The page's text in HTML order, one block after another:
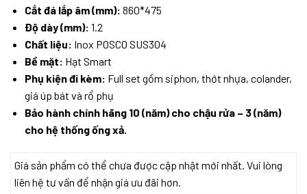
Cắt đá lắp âm (mm): 860*475
Độ dày (mm): 1.2
Chất liệu: Inox POSCO SUS304
Bề mặt: Hạt Smart
Phụ kiện đi kèm: Full set gồm siphon, thớt nhựa, colander,
giá úp bát và rổ phụ
Bảo hành chính hãng 10 (năm) cho chậu rửa – 3 (năm)
cho hệ thống ống xả.
Giá sản phẩm có thể chưa được cập nhật mới nhất. Vui lòng
liên hệ tư vấn để nhận giá ưu đãi hơn.